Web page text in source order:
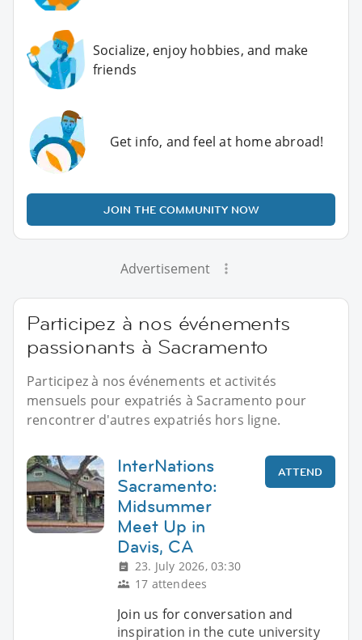
Socialize, enjoy hobbies, and make
friends
Get info, and feel at home abroad!
JOIN THE COMMUNITY NOW
Advertisement
Participez à nos événements
passionants à Sacramento
Participez à nos événements et activités
mensuels pour expatriés à Sacramento pour
rencontrer d'autres expatriés hors ligne.
InterNations
Sacramento:
Midsummer
Meet Up in
Davis, CA
23. July 2026, 03:30
17 attendees
ATTEND
Join us for conversation and
inspiration in the cute university